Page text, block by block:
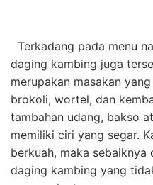
Terkadang pada menu
daging kambing juga
merupakan masakan
brokoli, wortel, dan
tambahan udang, bakso
memiliki ciri yang segar.
berkuah, maka sebaiknya
daging kambing yang